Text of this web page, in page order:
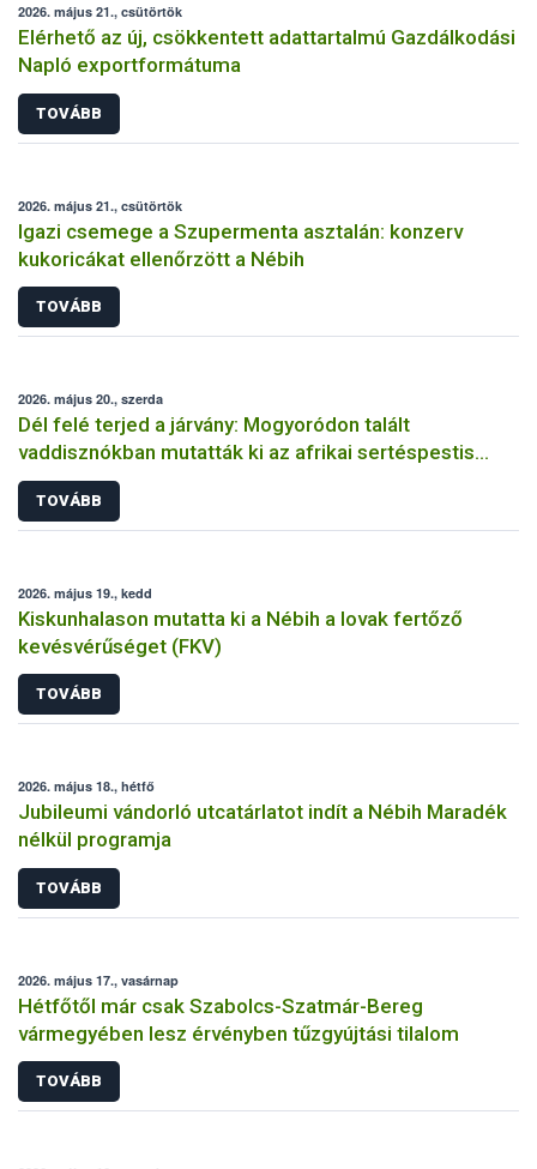
2026. május 21., csütörtök
Elérhető az új, csökkentett adattartalmú Gazdálkodási
Napló exportformátuma
TOVÁBB
2026. május 21., csütörtök
Igazi csemege a Szupermenta asztalán: konzerv
kukoricákat ellenőrzött a Nébih
TOVÁBB
2026. május 20., szerda
Dél felé terjed a járvány: Mogyoródon talált
vaddisznókban mutatták ki az afrikai sertéspestis
vírusát
TOVÁBB
2026. május 19., kedd
Kiskunhalason mutatta ki a Nébih a lovak fertőző
kevésvérűséget (FKV)
TOVÁBB
2026. május 18., hétfő
Jubileumi vándorló utcatárlatot indít a Nébih Maradék
nélkül programja
TOVÁBB
2026. május 17., vasárnap
Hétfőtől már csak Szabolcs-Szatmár-Bereg
vármegyében lesz érvényben tűzgyújtási tilalom
TOVÁBB